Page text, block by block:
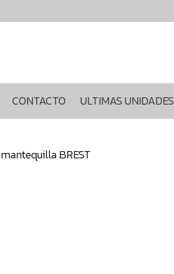
CONTACTO ULTIMAS UNIDADES
BREST